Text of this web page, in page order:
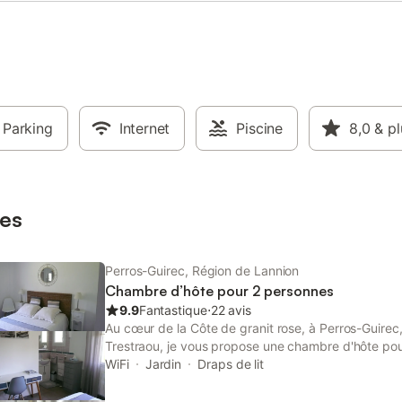
région. Un petit tour sur
: Fréhel, Le Val André, Erquy,
un peu plus loin, Saint-Jacut
Parking Internet Piscine 8,0 &
Perros-Guirec, Région de Lannion
Chambre d’hôte pour 2 personnes
9.9Fantastique⋅22 avis
Au cœur de la Côte de granit rose, à Perros-
Trestraou, je vous propose une chambre d'hôte
maison contemporaine. A 1km sentier des
WiFi Jardin Draps de lit